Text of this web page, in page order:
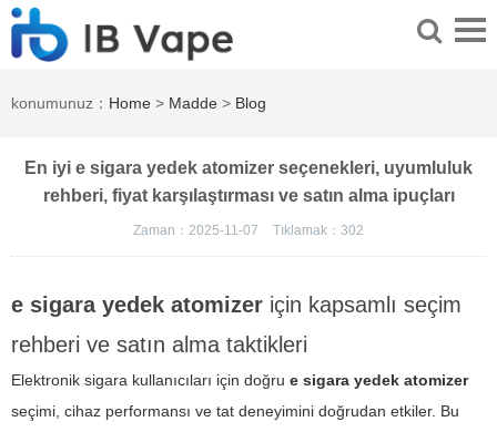
konumunuz： Home > Madde > Blog
En iyi e sigara yedek atomizer seçenekleri, uyumluluk
rehberi, fiyat karşılaştırması ve satın alma ipuçları
Zaman：2025-11-07 Tıklamak： 302
e sigara yedek atomizer için kapsamlı seçim
rehberi ve satın alma taktikleri
Elektronik sigara kullanıcıları için doğru e sigara yedek atomizer
seçimi, cihaz performansı ve tat deneyimini doğrudan etkiler. Bu